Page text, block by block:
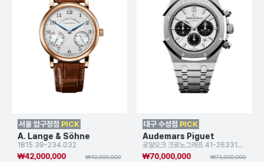
서울 압구정점 PICK
A. Lange & Söhne
1815 39-234.032
₩42,000,000 ₩43,000,000
대구 수성점 PICK
Audemars Piguet
로얄오크 크로노그래프 41-26331ST
₩70,000,000 ₩71,000,000